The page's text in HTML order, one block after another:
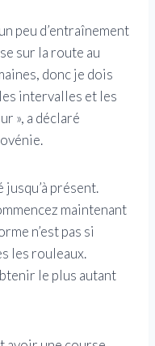
peu d’entraînement
sur la route au
donc je dois
intervalles et les
», a déclaré
jusqu’à présent.
maintenant
n’est pas si
les rouleaux.
le plus autant